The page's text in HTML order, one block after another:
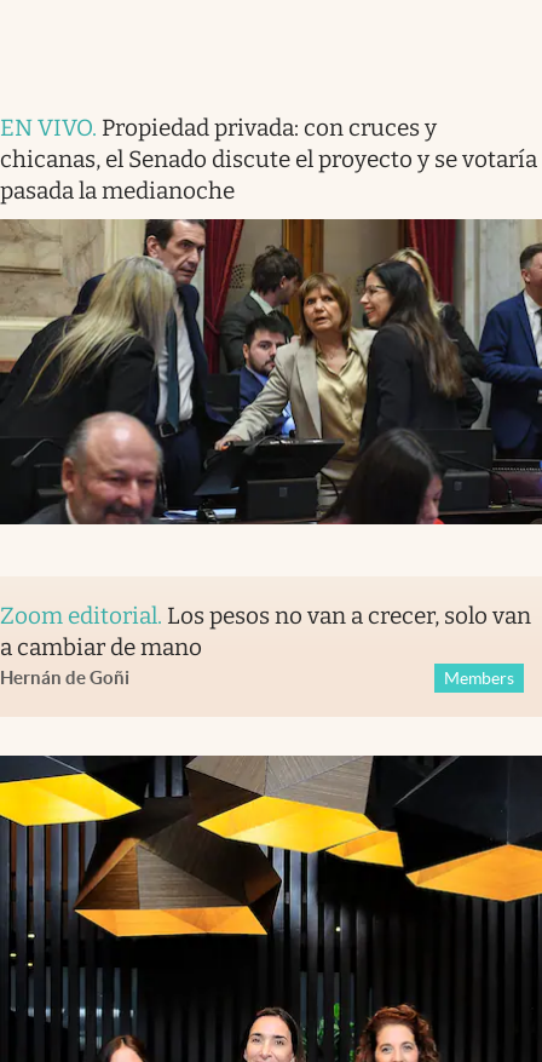
EN VIVO. Propiedad privada: con cruces y
chicanas, el Senado discute el proyecto y se votaría
pasada la medianoche
Zoom editorial. Los pesos no van a crecer, solo van
a cambiar de mano
Hernán de Goñi Members